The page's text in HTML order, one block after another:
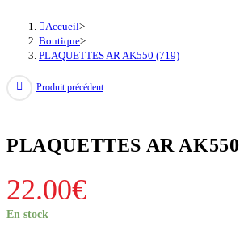
Accueil>
Boutique>
PLAQUETTES AR AK550 (719)
Produit précédent
PLAQUETTES AR
22.00€
En stock